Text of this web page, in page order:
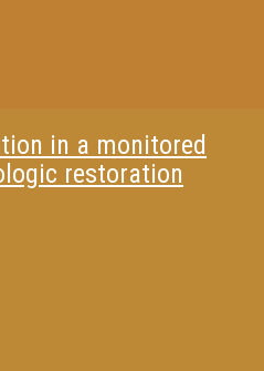
in a monitored
restoration